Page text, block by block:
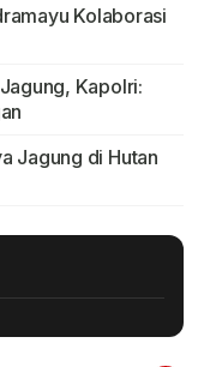
Kolaborasi
Kapolri:
Jagung di Hutan